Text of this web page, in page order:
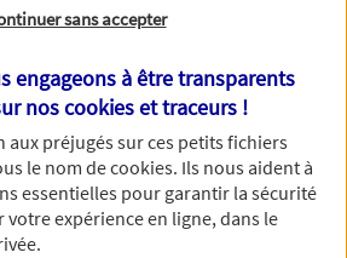
répondrons dans les
mail ou par téléphone.
sans accepter
engageons à être transparents
noscookies et traceurs !
aux préjugés sur ces petits fichiers
le nom decookies. Ils nous aident à
essentielles pour garantir la sécurité
expérience en ligne, dans le